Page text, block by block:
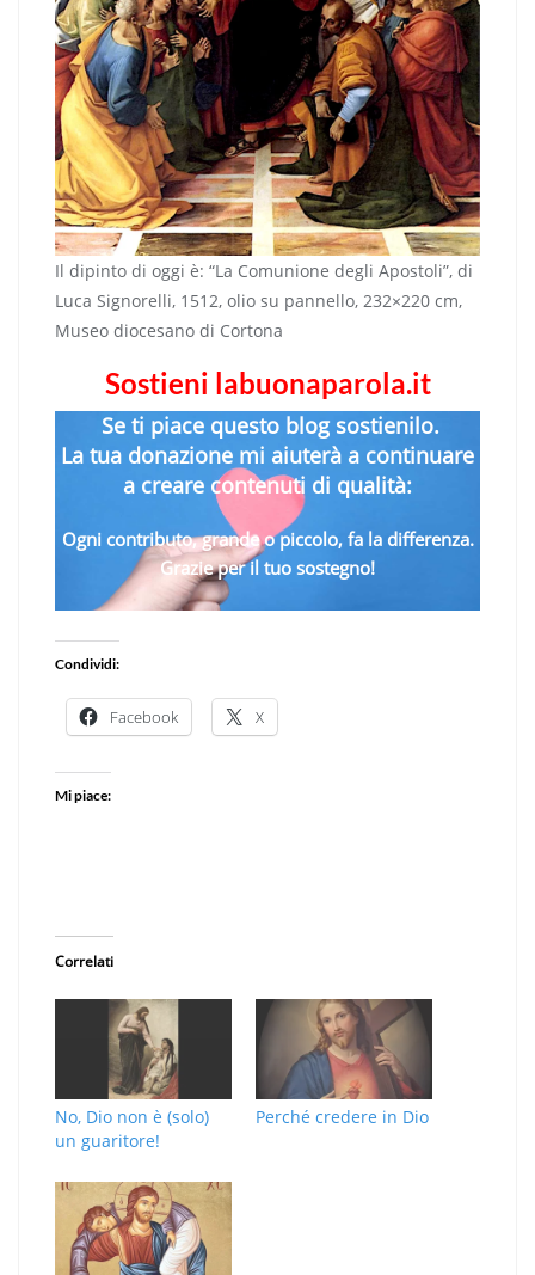
Il dipinto di oggi è: “La Comunione degli Apostoli”, di
Luca Signorelli, 1512, olio su pannello, 232×220 cm,
Museo diocesano di Cortona
Sostieni labuonaparola.it
Se ti piace questo blog sostienilo.
La tua donazione mi aiuterà a continuare
a creare contenuti di qualità:
Ogni contributo, grande o piccolo, fa la differenza.
Grazie per il tuo sostegno!
Condividi:
Facebook X
Mi piace:
Correlati
No, Dio non è (solo)
un guaritore!
Perché credere in Dio